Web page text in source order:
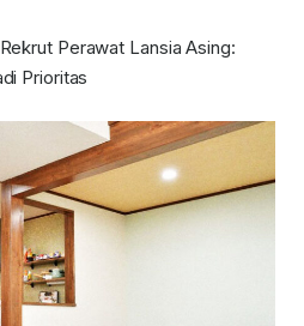
Perawat Lansia Asing:
Prioritas